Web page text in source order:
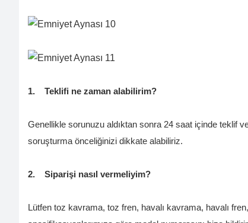
1. Teklifi ne zaman alabilirim?
Genellikle sorunuzu aldıktan sonra 24 saat içinde teklif
soruşturma önceliğinizi dikkate alabiliriz.
2. Siparişi nasıl vermeliyim?
Lütfen toz kavrama, toz fren, havalı kavrama, havalı